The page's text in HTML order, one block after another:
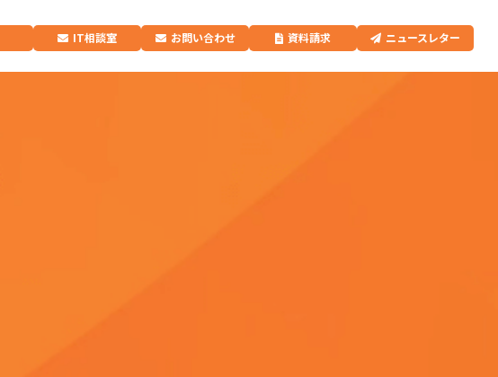
IT相談室 お問い合わせ 資料請求 ニュースレター